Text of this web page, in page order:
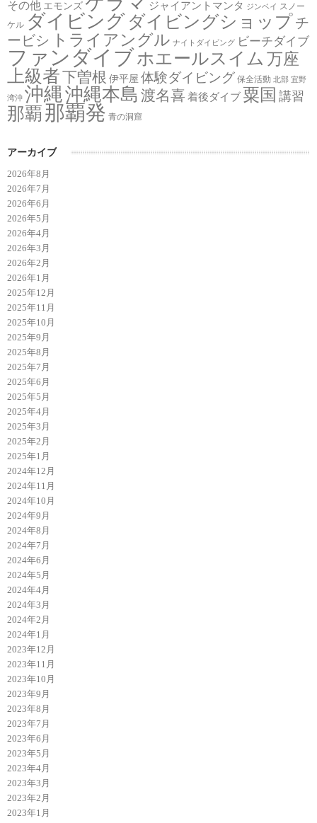
その他 エモンズ ジャイアントマンタ ジンベイ スノー
ケル ダイビング ダイビングショップチ
ービシ
トライアングル ナイトダイビング ビーチダイブ
ファンダイブホエールスイム 万座
上級者下曽根 伊平屋 体験ダイビング 保全活動 北部 宜野
湾沖 沖縄沖縄本島 渡名喜 着後ダイブ 粟国 講習
那覇 那覇発 青の洞窟
アーカイブ
2026年8月
2026年7月
2026年6月
2026年5月
2026年4月
2026年3月
2026年2月
2026年1月
2025年12月
2025年11月
2025年10月
2025年9月
2025年8月
2025年7月
2025年6月
2025年5月
2025年4月
2025年3月
2025年2月
2025年1月
2024年12月
2024年11月
2024年10月
2024年9月
2024年8月
2024年7月
2024年6月
2024年5月
2024年4月
2024年3月
2024年2月
2024年1月
2023年12月
2023年11月
2023年10月
2023年9月
2023年8月
2023年7月
2023年6月
2023年5月
2023年4月
2023年3月
2023年2月
2023年1月